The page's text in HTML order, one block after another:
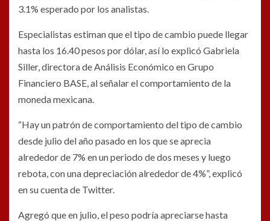
3.1% esperado por los analistas.
Especialistas estiman que el tipo de cambio puede llegar
hasta los 16.40 pesos por dólar, así lo explicó Gabriela
Siller, directora de Análisis Económico en Grupo
Financiero BASE, al señalar el comportamiento de la
moneda mexicana.
“Hay un patrón de comportamiento del tipo de cambio
desde julio del año pasado en los que se aprecia
alrededor de 7% en un periodo de dos meses y luego
rebota, con una depreciación alrededor de 4%”, explicó
en su cuenta de Twitter.
Agregó que en julio, el peso podría apreciarse hasta